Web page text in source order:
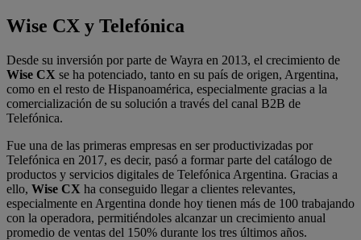
Wise CX y Telefónica
Desde su inversión por parte de Wayra en 2013, el crecimiento de
Wise CX se ha potenciado, tanto en su país de origen, Argentina,
como en el resto de Hispanoamérica, especialmente gracias a la
comercialización de su solución a través del canal B2B de
Telefónica.
Fue una de las primeras empresas en ser productivizadas por
Telefónica en 2017, es decir, pasó a formar parte del catálogo de
productos y servicios digitales de Telefónica Argentina. Gracias a
ello, Wise CX ha conseguido llegar a clientes relevantes,
especialmente en Argentina donde hoy tienen más de 100 trabajando
con la operadora, permitiéndoles alcanzar un crecimiento anual
promedio de ventas del 150% durante los tres últimos años.